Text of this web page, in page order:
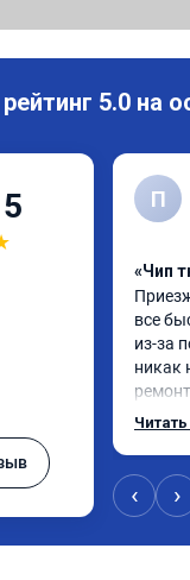
5.0 на
П
«Чип
все
из-за
никак
сюда
‹ ›